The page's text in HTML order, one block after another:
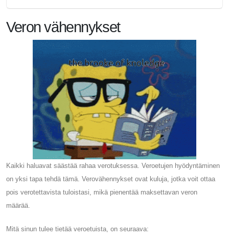
Veron vähennykset
Kaikki haluavat säästää rahaa verotuksessa. Veroetujen hyödyntäminen
on yksi tapa tehdä tämä. Verovähennykset ovat kuluja, jotka voit ottaa
pois verotettavista tuloistasi, mikä pienentää maksettavan veron
määrää.
Mitä sinun tulee tietää veroetuista, on seuraava: